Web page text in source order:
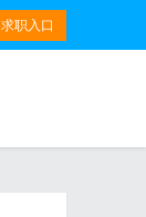
求职入口